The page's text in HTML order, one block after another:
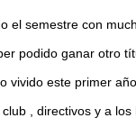
el semestre con
podido ganar otro
vivido este primer
, directivos y a